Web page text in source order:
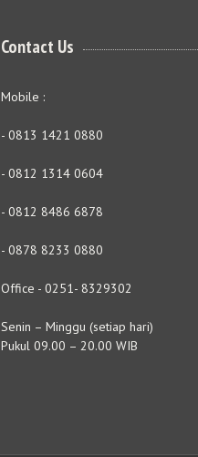
Contact Us
Mobile :
- 0813 1421 0880
- 0812 1314 0604
- 0812 8486 6878
- 0878 8233 0880
Office - 0251- 8329302
Senin – Minggu (setiap hari)
Pukul 09.00 – 20.00 WIB